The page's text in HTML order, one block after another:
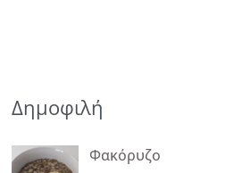
Δημοφιλή
Φακόρυζο